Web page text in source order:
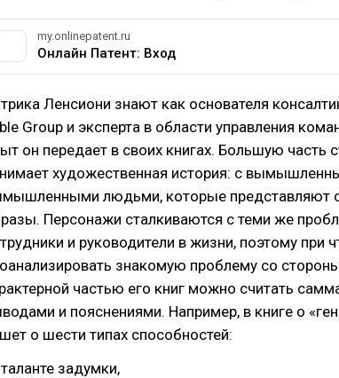
my.onlinepatent.ru
Онлайн Патент: Вход
Ленсиони знают как основателя
Group и эксперта в области управления
он передает в своих книгах. Большую часть
художественная история: с
людьми, которые представляют
Персонажи сталкиваются с теми же
и руководители в жизни, поэтому при
знакомую проблему со
частью его книг можно считать
и пояснениями. Например, в книге о
о шести типах способностей:
таланте задумки,